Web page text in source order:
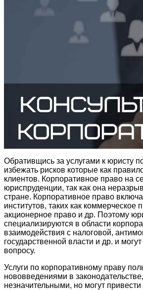
Обративщись за услугами к юристу
избежать рисков которые как
клиентов. Корпоративное право на
юриспруденции, так как она
стране. Корпоративное право
институтов, таких как
акционерное право и др. Поэтому
специализируются в области
взаимодействия с налоговой,
государственной власти и др. и
вопросу.
Услуги по корпоративному праву
нововведениями в
незначительными, но могут